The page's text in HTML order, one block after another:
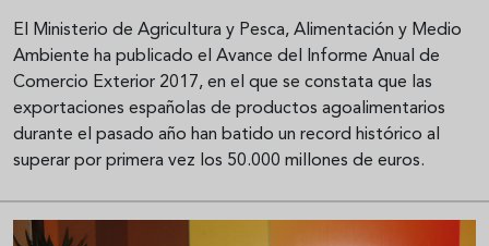
El Ministerio de Agricultura y Pesca, Alimentación y Medio
Ambiente ha publicado el Avance del Informe Anual de
Comercio Exterior 2017, en el que se constata que las
exportaciones españolas de productos agoalimentarios
durante el pasado año han batido un record histórico al
superar por primera vez los 50.000 millones de euros.